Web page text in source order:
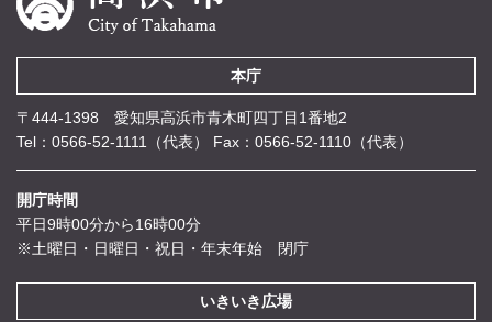
本庁
〒444-1398 愛知県高浜市青木町四丁目1番地2
Tel：0566-52-1111（代表）
Fax：0566-52-1110（代表）
開庁時間
平日9時00分から16時00分
※土曜日・日曜日・祝日・年末年始 閉庁
いきいき広場